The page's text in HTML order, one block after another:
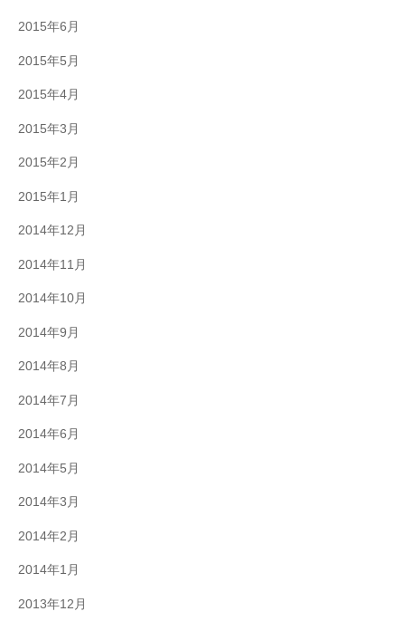
2015年6月
2015年5月
2015年4月
2015年3月
2015年2月
2015年1月
2014年12月
2014年11月
2014年10月
2014年9月
2014年8月
2014年7月
2014年6月
2014年5月
2014年3月
2014年2月
2014年1月
2013年12月